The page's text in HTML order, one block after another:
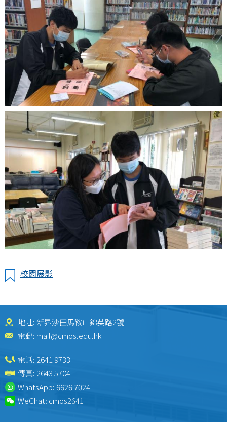
校園展影
地址: 新界沙田馬鞍山錦英路2號
電郵: mail@cmos.edu.hk
電話: 2641 9733
傳真: 2643 5704
WhatsApp:6626 7024
WeChat: cmos2641